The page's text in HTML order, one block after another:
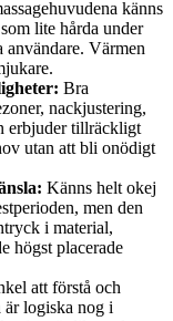
känns
lite hårda under
användare. Värmen
Bra
nackjustering,
erbjuder tillräckligt
utan att bli onödigt
Känns helt okej
men den
i material,
högst placerade
att förstå och
logiska nog i